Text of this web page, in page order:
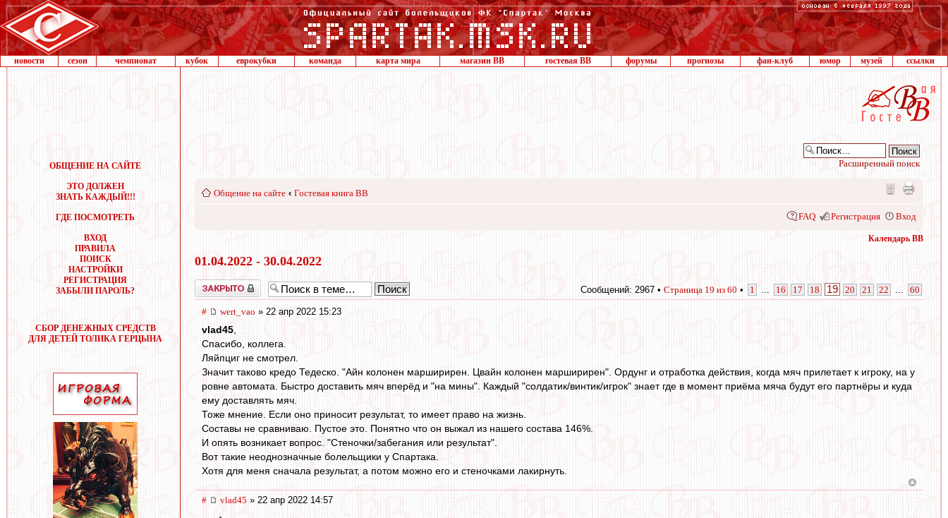
новости сезон чемпионат кубок еврокубки команда карта мира магазин ВВ гостевая ВВ форумы прогнозы фан-клуб юмор музей ссылки
ОБЩЕНИЕ НА САЙТЕ
ЭТО ДОЛЖЕН
ЗНАТЬ КАЖДЫЙ!!!
ГДЕ ПОСМОТРЕТЬ
ВХОД
ПРАВИЛА
ПОИСК
НАСТРОЙКИ
РЕГИСТРАЦИЯ
ЗАБЫЛИ ПАРОЛЬ?
СБОР ДЕНЕЖНЫХ СРЕДСТВ
ДЛЯ ДЕТЕЙ ТОЛИКА ГЕРЦЫНА
Расширенный поиск
Общение на сайте ‹ Гостевая книга ВВ
FAQ Регистрация Вход
Календарь ВВ
01.04.2022 - 30.04.2022
Закрыто Сообщений: 2967 • Страница 19 из 60 • 1 16 17 18 19 20 21 22 60
# wert_vao » 22 апр 2022 15:23
vlad45,
Спасибо, коллега.
Ляйпциг не смотрел.
Значит таково кредо Тедеско. "Айн колонен марширирен. Цвайн колонен марширирен". Ордунг и отработка действия, когда мяч прилетает к игроку, на у
ровне автомата. Быстро доставить мяч вперёд и "на мины". Каждый "солдатик/винтик/игрок" знает где в момент приёма мяча будут его партнёры и куда
ему доставлять мяч.
Тоже мнение. Если оно приносит результат, то имеет право на жизнь.
Составы не сравниваю. Пустое это. Понятно что он выжал из нашего состава 146%.
И опять возникает вопрос. "Стеночки/забегания или результат".
Вот такие неоднозначные болельщики у Спартака.
Хотя для меня сначала результат, а потом можно его и стеночками лакирнуть.
# vlad45 » 22 апр 2022 14:57